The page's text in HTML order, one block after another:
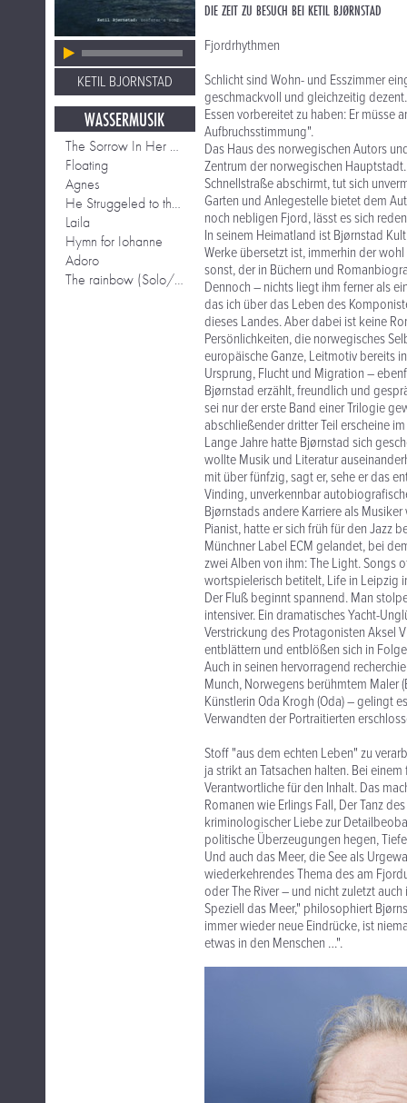
KETIL BJORNSTAD
WASSERMUSIK
The Sorrow In Her Eyes
Floating
Agnes
He Struggeled to the Surface
Laila
Hymn for Iohanne
Adoro
The rainbow (Solo/ Piano Version)
DIE ZEIT ZU BESUCH BEI KETIL BJØRNSTAD
Fjordrhythmen
Schlicht sind Wohn- und Esszimmer
geschmackvoll und gleichzeitig
Essen vorbereitet zu haben: Er müsse
Aufbruchsstimmung".
Das Haus des norwegischen Autors
Zentrum der norwegischen
Schnellstraße abschirmt, tut sich
Garten und Anlegestelle bietet dem
noch nebligen Fjord, lässt es sich
In seinem Heimatland ist Bjørnstad
Werke übersetzt ist, immerhin der
sonst, der in Büchern und
Dennoch – nichts liegt ihm ferner als
das ich über das Leben des
dieses Landes. Aber dabei ist keine
Persönlichkeiten, die norwegisches
europäische Ganze, Leitmotiv bereits
Ursprung, Flucht und Migration –
Bjørnstad erzählt, freundlich und
sei nur der erste Band einer Trilogie
abschließender dritter Teil erscheine
Lange Jahre hatte Bjørnstad sich
wollte Musik und Literatur
mit über fünfzig, sagt er, sehe er das
Vinding, unverkennbar
Bjørnstads andere Karriere als
Pianist, hatte er sich früh für den Jazz
Münchner Label ECM gelandet, bei
zwei Alben von ihm: The Light. Songs
wortspielerisch betitelt, Life in Leipzig
Der Fluß beginnt spannend. Man
intensiver. Ein dramatisches Yacht-
Verstrickung des Protagonisten Aksel
entblättern und entblößen sich in
Auch in seinen hervorragend
Munch, Norwegens berühmtem Maler
Künstlerin Oda Krogh (Oda) – gelingt
Verwandten der Portraitierten
Stoff "aus dem echten Leben" zu
ja strikt an Tatsachen halten. Bei
Verantwortliche für den Inhalt. Das
Romanen wie Erlings Fall, Der Tanz
kriminologischer Liebe zur
politische Überzeugungen hegen,
Und auch das Meer, die See als
wiederkehrendes Thema des am
oder The River – und nicht zuletzt
Speziell das Meer," philosophiert
immer wieder neue Eindrücke, ist
etwas in den Menschen …".